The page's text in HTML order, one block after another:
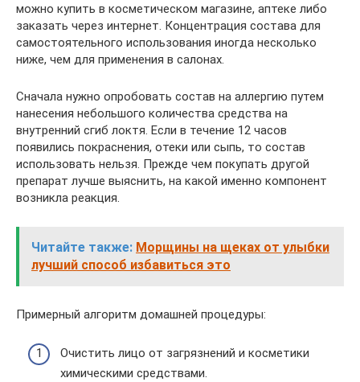
можно купить в косметическом магазине, аптеке либо
заказать через интернет. Концентрация состава для
самостоятельного использования иногда несколько
ниже, чем для применения в салонах.
Сначала нужно опробовать состав на аллергию путем
нанесения небольшого количества средства на
внутренний сгиб локтя. Если в течение 12 часов
появились покраснения, отеки или сыпь, то состав
использовать нельзя. Прежде чем покупать другой
препарат лучше выяснить, на какой именно компонент
возникла реакция.
Читайте также: Морщины на щеках от улыбки
лучший способ избавиться это
Примерный алгоритм домашней процедуры:
Очистить лицо от загрязнений и косметики
химическими средствами.